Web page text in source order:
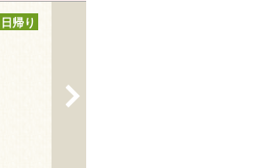
日帰り